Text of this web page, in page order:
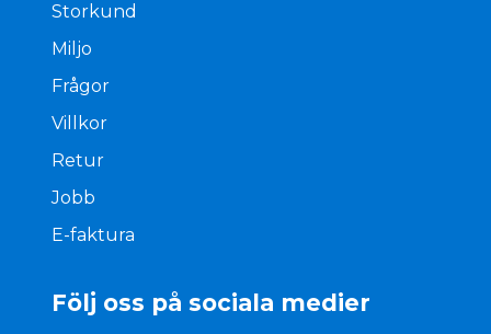
Storkund
Miljo
Frågor
Villkor
Retur
Jobb
E-faktura
Följ oss på sociala medier